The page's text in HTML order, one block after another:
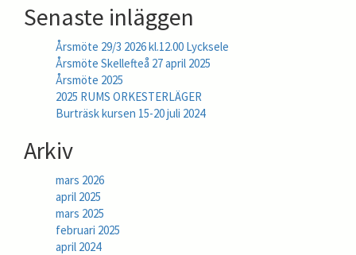
Senaste inläggen
Årsmöte 29/3 2026 kl.12.00 Lycksele
Årsmöte Skellefteå 27 april 2025
Årsmöte 2025
2025 RUMS ORKESTERLÄGER
Burträsk kursen 15-20 juli 2024
Arkiv
mars 2026
april 2025
mars 2025
februari 2025
april 2024